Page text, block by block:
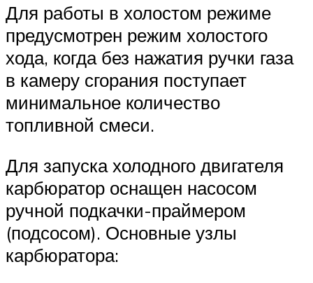
Для работы в холостом режиме
предусмотрен режим холостого
хода, когда без нажатия ручки газа
в камеру сгорания поступает
минимальное количество
топливной смеси.
Для запуска холодного двигателя
карбюратор оснащен насосом
ручной подкачки-праймером
(подсосом). Основные узлы
карбюратора: